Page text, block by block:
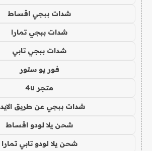
شدات ببجي اقساط
شدات ببجي تمارا
شدات ببجي تابي
فور يو ستور
متجر 4u
شدات ببجي عن طريق
شحن يلا لودو اقساط
شحن يلا لودو تابي تمارا